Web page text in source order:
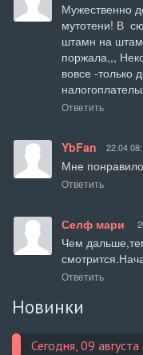
Мужественно
мутотени! В
штамн на
поржала,,,
вовсе -только
Ответить
YbFan 22.04
Мне
Ответить
Селф мари
Чем
Ответить
Новинки
Сегодня, 09 августа